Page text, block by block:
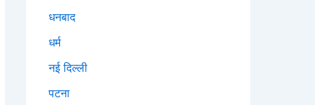
धनबाद
धर्म
नई दिल्ली
पटना